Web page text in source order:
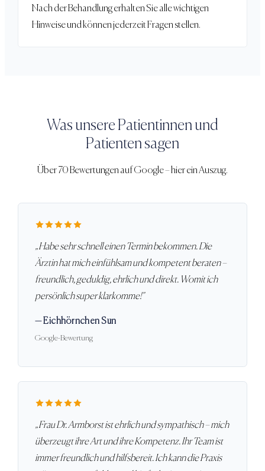
Nach der Behandlung erhalten Sie alle wichtigen
Hinweise und können jederzeit Fragen stellen.
Was unsere Patientinnen und
Patienten sagen
Über 70 Bewertungen auf Google – hier ein Auszug.
„Habe sehr schnell einen Termin bekommen. Die
Ärztin hat mich einfühlsam und kompetent beraten –
freundlich, geduldig, ehrlich und direkt. Womit ich
persönlich super klarkomme!"
—Eichhörnchen Sun
Google-Bewertung
„Frau Dr. Armborst ist ehrlich und sympathisch – mich
überzeugt ihre Art und ihre Kompetenz. Ihr Team ist
immer freundlich und hilfsbereit. Ich kann die Praxis